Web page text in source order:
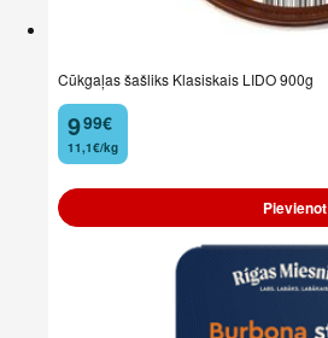
Cūkgaļas šašliks Klasiskais LIDO 900g
9
. 99€
11,1€/kg
Pievienot